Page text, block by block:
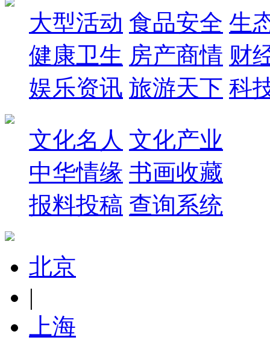
大型活动 食品安全 生
健康卫生 房产商情 财
娱乐资讯 旅游天下 科
文化名人 文化产业
中华情缘 书画收藏
报料投稿 查询系统
北京
|
上海